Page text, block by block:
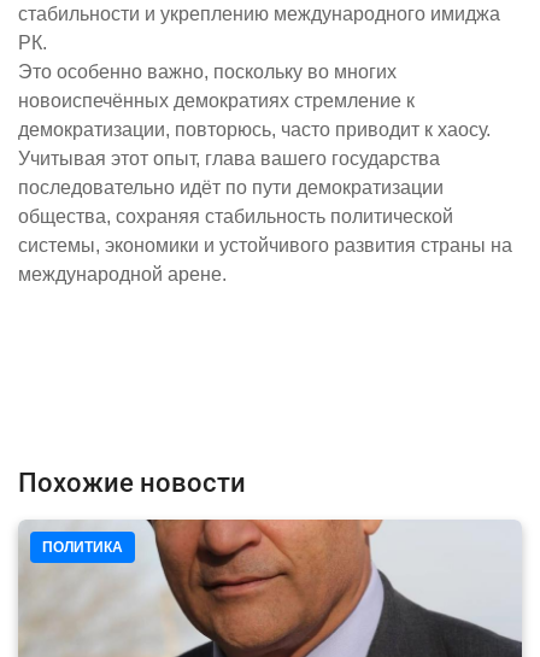
стабильности и укреплению международного имиджа
РК.
Это особенно важно, поскольку во многих
новоиспечённых демократиях стремление к
демократизации, повторюсь, часто приводит к хаосу.
Учитывая этот опыт, глава вашего государства
последовательно идёт по пути демократизации
общества, сохраняя стабильность политической
системы, экономики и устойчивого развития страны на
международной арене.
Похожие новости
ПОЛИТИКА